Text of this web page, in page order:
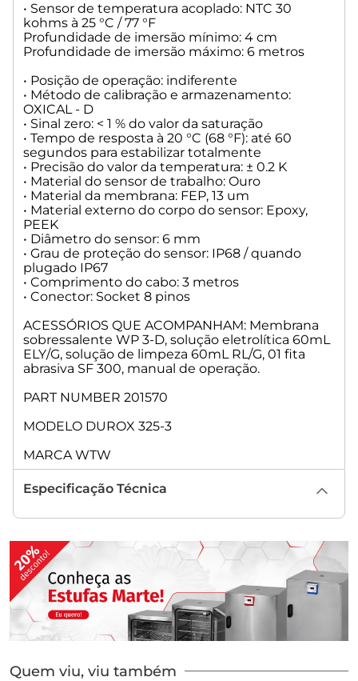
• Sensor de temperatura acoplado: NTC 30
kohms à 25 °C / 77 °F
Profundidade de imersão mínimo: 4 cm
Profundidade de imersão máximo: 6 metros
• Posição de operação: indiferente
• Método de calibração e armazenamento:
OXICAL - D
• Sinal zero: < 1 % do valor da saturação
• Tempo de resposta à 20 °C (68 °F): até 60
segundos para estabilizar totalmente
• Precisão do valor da temperatura: ± 0.2 K
• Material do sensor de trabalho: Ouro
• Material da membrana: FEP, 13 um
• Material externo do corpo do sensor: Epoxy,
PEEK
• Diâmetro do sensor: 6 mm
• Grau de proteção do sensor: IP68 / quando
plugado IP67
• Comprimento do cabo: 3 metros
• Conector: Socket 8 pinos
ACESSÓRIOS QUE ACOMPANHAM: Membrana
sobressalente WP 3-D, solução eletrolítica 60mL
ELY/G, solução de limpeza 60mL RL/G, 01 fita
abrasiva SF 300, manual de operação.
PART NUMBER 201570
MODELO DUROX 325-3
MARCA WTW
Especificação Técnica
Quem viu, viu também